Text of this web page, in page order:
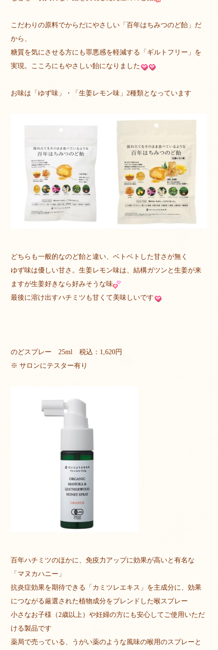
こだわりの原料でからだにやさしい「百年はちみつのど飴」だ
から、
糖質を気にさせる方にも罪悪感を軽減する「ギルトフリー」を
実現。こころにもやさしい飴になりました
お味は「ゆず味」・「生姜レモン味」2種類となっています
どちらも一般的なのど飴と違い、ベトベトした甘さが無く
ゆず味は優しい甘さ。生姜レモン味は、結構ガツンと生姜が来
ますが生姜好きなら好みそうな味
最後に溶け出すハチミツも甘くて美味しいです
のどスプレー 25ml 税込：1,620円
※ サロンにテスター有り
百年ハチミツのほかに、免疫力アップに効果が高いと有名な
「マヌカハニー」
抗炎症効果を期待できる「カミツレエキス」を主成分に、効果
につながる厳選された植物成分をブレンドした喉スプレー
小さなお子様（2歳以上）や妊婦の方にも安心してご使用いただ
ける製品です
薬局で売っている、うがい薬のような風味の喉用のスプレーと